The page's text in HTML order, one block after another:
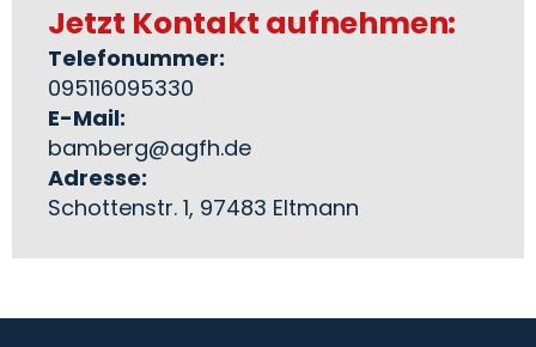
Jetzt Kontakt aufnehmen:
Telefonummer:
095116095330
E-Mail:
bamberg@agfh.de
Adresse:
Schottenstr. 1, 97483 Eltmann